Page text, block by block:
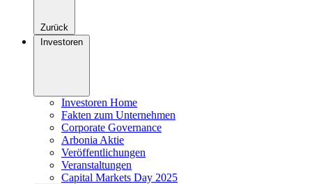
Zurück
Investoren
Investoren Home
Fakten zum Unternehmen
Corporate Governance
Arbonia Aktie
Veröffentlichungen
Veranstaltungen
Capital Markets Day 2025